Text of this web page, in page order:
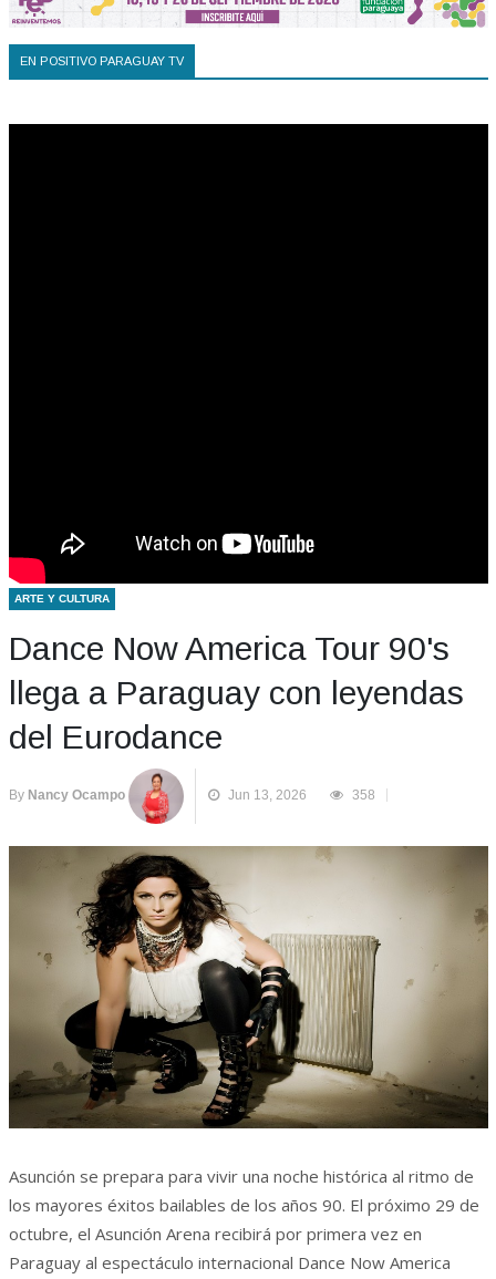
EN POSITIVO PARAGUAY TV
ARTE Y CULTURA
Dance Now America Tour 90's
llega a Paraguay con leyendas
del Eurodance
By Nancy Ocampo Jun 13, 2026 358
Asunción se prepara para vivir una noche histórica al ritmo de
los mayores éxitos bailables de los años 90. El próximo 29 de
octubre, el Asunción Arena recibirá por primera vez en
Paraguay al espectáculo internacional Dance Now America